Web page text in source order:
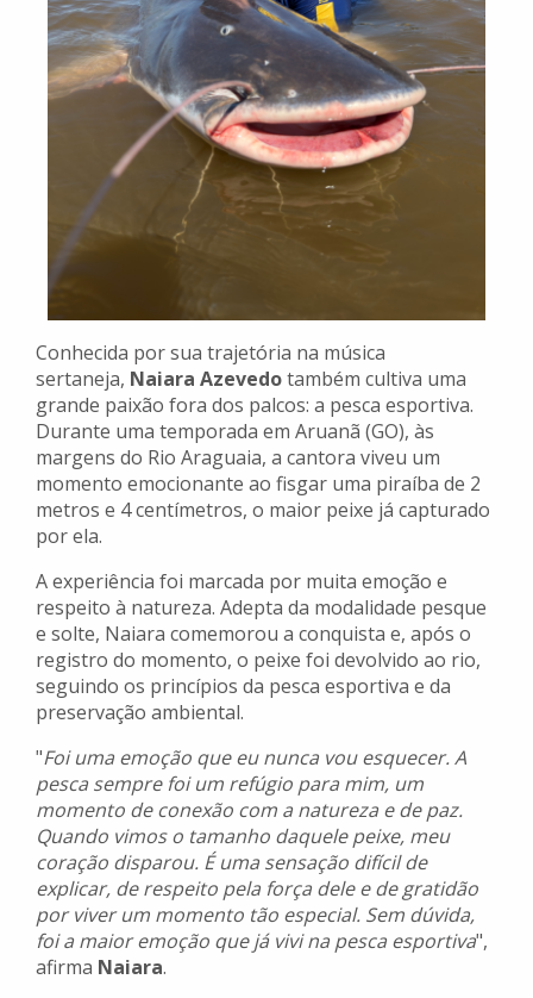
Conhecida por sua trajetória na música
sertaneja, Naiara Azevedotambém cultiva uma
grande paixão fora dos palcos: a pesca esportiva.
Durante uma temporada em Aruanã (GO), às
margens do Rio Araguaia, a cantora viveu um
momento emocionante ao fisgar uma piraíba de 2
metros e 4 centímetros, o maior peixe já capturado
por ela.
A experiência foi marcada por muita emoção e
respeito à natureza. Adepta da modalidade pesque
e solte, Naiara comemorou a conquista e, após o
registro do momento, o peixe foi devolvido ao rio,
seguindo os princípios da pesca esportiva e da
preservação ambiental.
"Foi uma emoção que eu nunca vou esquecer. A
pesca sempre foi um refúgio para mim, um
momento de conexão com a natureza e de paz.
Quando vimos o tamanho daquele peixe, meu
coração disparou. É uma sensação difícil de
explicar, de respeito pela força dele e de gratidão
por viver um momento tão especial. Sem dúvida,
foi a maior emoção que já vivi na pesca esportiva",
afirma Naiara.